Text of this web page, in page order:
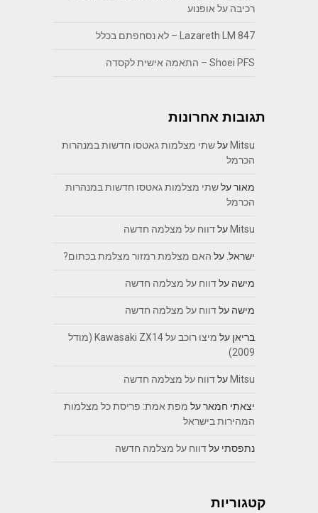
רכיבה על אופנוע
Lazareth LM 847 – לא נסחפתם בכלל
Shoei PFS – התאמה אישית לקסדה
תגובות אחרונות
עלשתי מצלמות גאטסו חדשות במנהרות
הכרמל
עלשתי מצלמות גאטסו חדשות במנהרות
הכרמל
עלדווח על מצלמה חדשה
ישראל.עלהאם מצלמת רמזור מצלמת בכתום?
עלדווח על מצלמה חדשה
עלדווח על מצלמה חדשה
על
מיצו רוכב על Kawasaki ZX14 (מודל
עלדווח על מצלמה חדשה
יצאתי חמאר עלמפת אמת: פריסת כל מצלמות
המהירות בישראל
נתפסתיעלדווח על מצלמה חדשה
קטגוריות